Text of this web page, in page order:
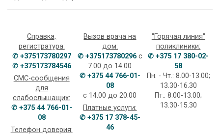
Справка,
регистратура:
✆ +375173780297
✆ +375173784546
СМС-сообщения
для
слабослышащих:
✆ +375 44 766-01-
08
Телефон доверия:
Вызов врача на
дом:
✆ +375173780296с
7.00 до 14.00
✆ +375 44 766-01-
08
с 14.00 до 20.00
Платные услуги:
✆ +375 17 378-45-
46
"Горячая линия"
поликлиники:
✆ +375 17 380-02-
58
Пн. - Чт.: 8.00-13.00;
13.30-16.30
Пт.: 8.00-13.00;
13.30-15.30